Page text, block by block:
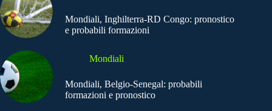
Mondiali, Inghilterra-RD Congo: pronostico
e probabili formazioni
Mondiali
Mondiali, Belgio-Senegal: probabili
formazioni e pronostico